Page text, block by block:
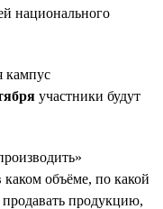
национального
кампус
участники будут
объёме, по какой
продукцию,